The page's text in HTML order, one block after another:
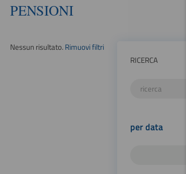
PENSIONI
Nessun risultato.Rimuovi filtri
RICERCA
per data